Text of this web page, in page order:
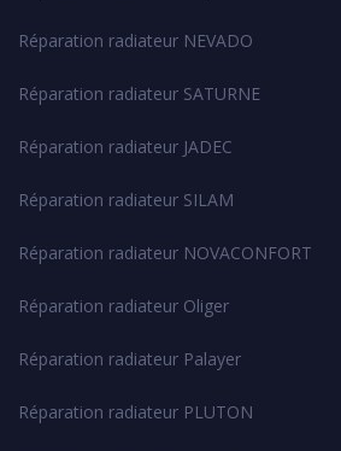
Réparation radiateur NEVADO
Réparation radiateur SATURNE
Réparation radiateur JADEC
Réparation radiateur SILAM
Réparation radiateur NOVACONFORT
Réparation radiateur Oliger
Réparation radiateur Palayer
Réparation radiateur PLUTON